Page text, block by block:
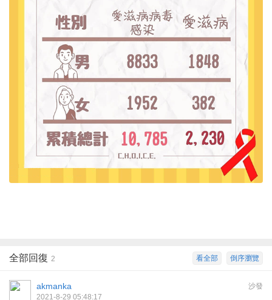
倒序瀏覽
看全部
全部回復 2
沙發
akmanka
2021-8-29 05:48:17